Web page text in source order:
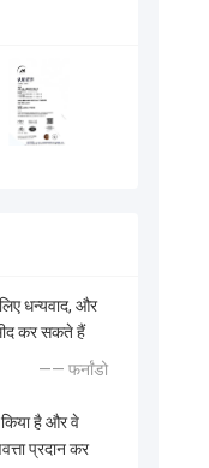
धन्यवाद, और
कर सकते हैं
—— फर्नांडो
है और वे
प्रदान कर